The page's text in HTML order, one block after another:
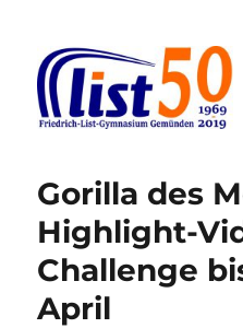
Gorilla des
Highlight-
Challenge
April